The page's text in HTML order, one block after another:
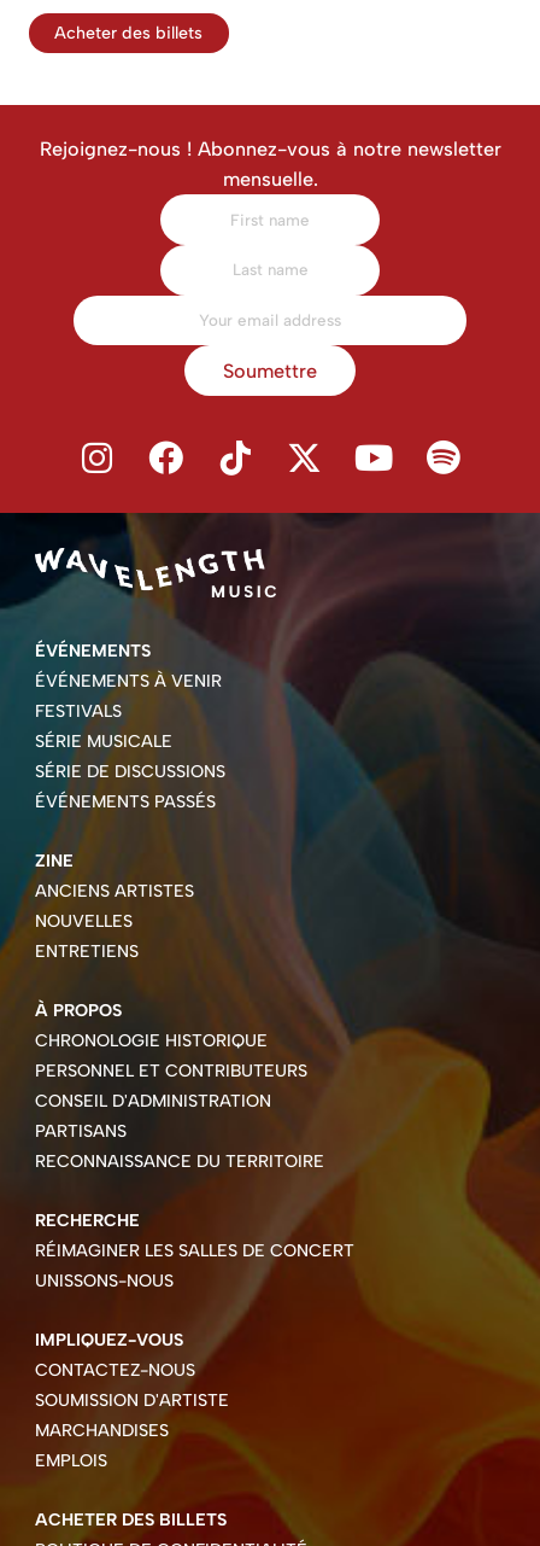
Acheter des billets
Rejoignez-nous ! Abonnez-vous à notre newsletter
mensuelle.
Soumettre
ÉVÉNEMENTS
ÉVÉNEMENTS À VENIR
FESTIVALS
SÉRIE MUSICALE
SÉRIE DE DISCUSSIONS
ÉVÉNEMENTS PASSÉS
ZINE
ANCIENS ARTISTES
NOUVELLES
ENTRETIENS
À PROPOS
CHRONOLOGIE HISTORIQUE
PERSONNEL ET CONTRIBUTEURS
CONSEIL D'ADMINISTRATION
PARTISANS
RECONNAISSANCE DU TERRITOIRE
RECHERCHE
RÉIMAGINER LES SALLES DE CONCERT
UNISSONS-NOUS
IMPLIQUEZ-VOUS
CONTACTEZ-NOUS
SOUMISSION D'ARTISTE
MARCHANDISES
EMPLOIS
ACHETER DES BILLETS